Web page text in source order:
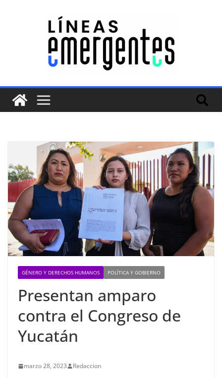
GÉNERO Y DERECHOS HUMANOS POLÍTICA Y GOBIERNO
Presentan amparo
contra el Congreso de
Yucatán
marzo 28, 2023 Redaccion